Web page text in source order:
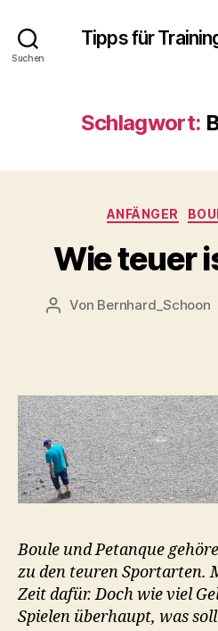
Suchen
Tipps für
Schlagwort:
ANFÄNGER
Wie teuer
Beitragsautor
Von Bernhard_Schoon
Boule und Petanque
zu den teuren Sportarten.
Zeit dafür. Doch wie viel
Spielen überhaupt, was